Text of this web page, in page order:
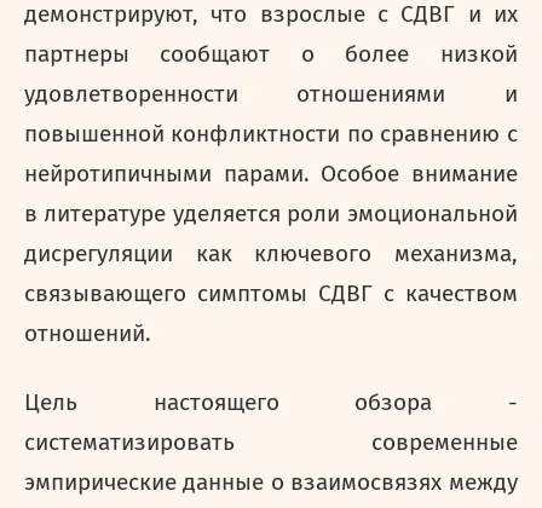
демонстрируют, что взрослые с СДВГ и их
партнеры сообщают о более низкой
удовлетворенности отношениями и
повышенной конфликтности по сравнению с
нейротипичными парами. Особое внимание
в литературе уделяется роли эмоциональной
дисрегуляции как ключевого механизма,
связывающего симптомы СДВГ с качеством
отношений.
Цель настоящего обзора -
систематизировать современные
эмпирические данные о взаимосвязях между